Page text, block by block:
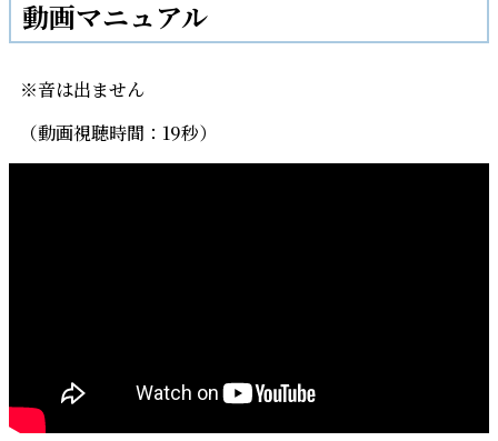
動画マニュアル
※音は出ません
（動画視聴時間：19秒）